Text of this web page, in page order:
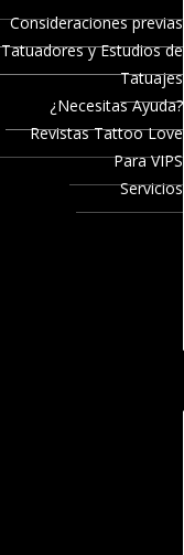
Consideraciones previas
Tatuadores y Estudios de
Tatuajes
¿Necesitas Ayuda?
Revistas Tattoo Love
Para VIPS
Servicios